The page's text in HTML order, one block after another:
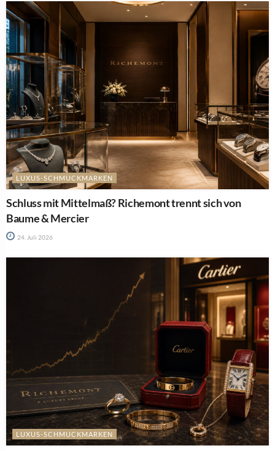
LUXUS-SCHMUCKMARKEN
Schluss mit Mittelmaß? Richemont trennt sich von
Baume & Mercier
24. Juli 2026
LUXUS-SCHMUCKMARKEN